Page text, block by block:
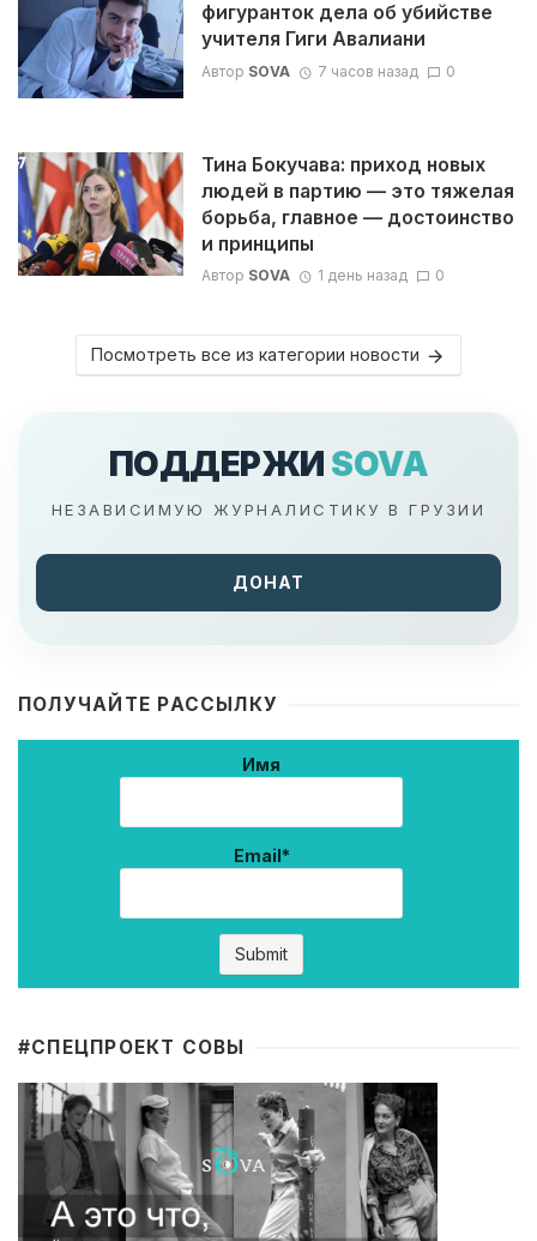
фигуранток дела об убийстве
учителя Гиги Авалиани
Автор SOVA 7 часов назад 0
Тина Бокучава: приход новых
людей в партию — это тяжелая
борьба, главное — достоинство
и принципы
Автор SOVA 1 день назад 0
Посмотреть все из категории новости
ПОДДЕРЖИ SOVA
НЕЗАВИСИМУЮ ЖУРНАЛИСТИКУ В ГРУЗИИ
ДОНАТ
ПОЛУЧАЙТЕ РАССЫЛКУ
Имя
Email*
#CПЕЦПРОЕКТ СОВЫ